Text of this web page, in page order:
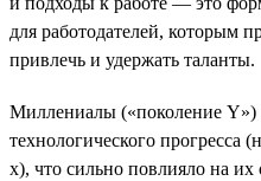
для работодателей, которым
привлечь и удержать таланты.
Миллениалы («поколение Y»)
технологического прогресса
х), что сильно повлияло на